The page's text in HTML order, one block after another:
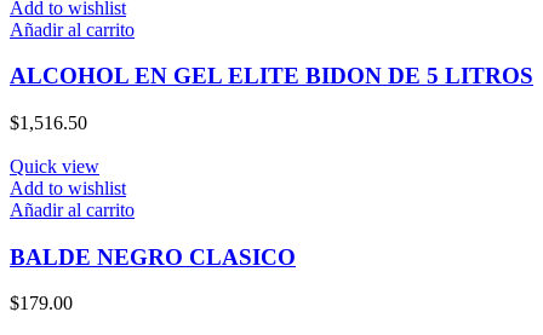
Add to wishlist
Añadir al carrito
ALCOHOL EN GEL ELITE BIDON DE 5 LITROS
$1,516.50
Quick view
Add to wishlist
Añadir al carrito
BALDE NEGRO CLASICO
$179.00